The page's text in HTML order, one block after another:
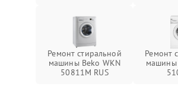
Ремонт стиральной
машины Beko WKN
50811M RUS
Ремонт
машины